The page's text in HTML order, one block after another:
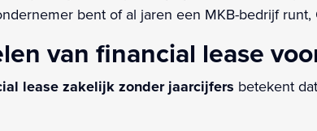
bent of al jaren een MKB-bedrijf
van financial lease
lease zakelijk zonder jaarcijfers betekent